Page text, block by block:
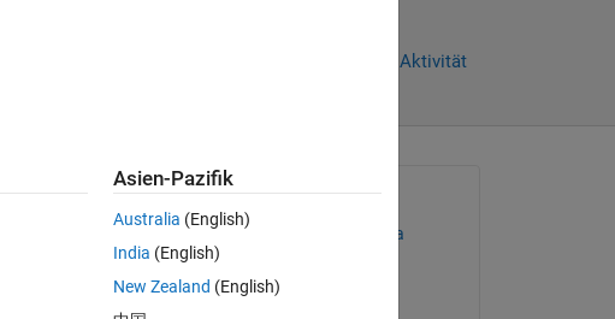
Anmelden, um Aktivität
Phakapol Tungboontina
am 11 Mai 2022
Asien-Pazifik
Australia (English)
India (English)
New Zealand (English)